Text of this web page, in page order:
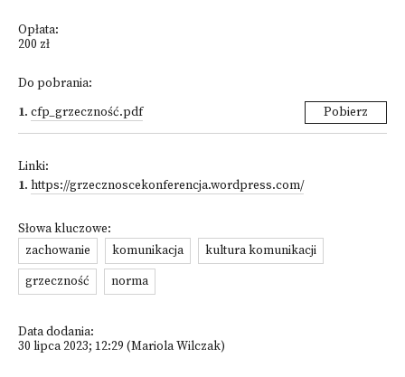
Opłata:
200 zł
Do pobrania:
1. cfp_grzeczność.pdf Pobierz
Linki:
1. https://grzecznoscekonferencja.wordpress.com/
Słowa kluczowe:
zachowanie
komunikacja
kultura komunikacji
grzeczność
norma
Data dodania:
30 lipca 2023; 12:29 (Mariola Wilczak)